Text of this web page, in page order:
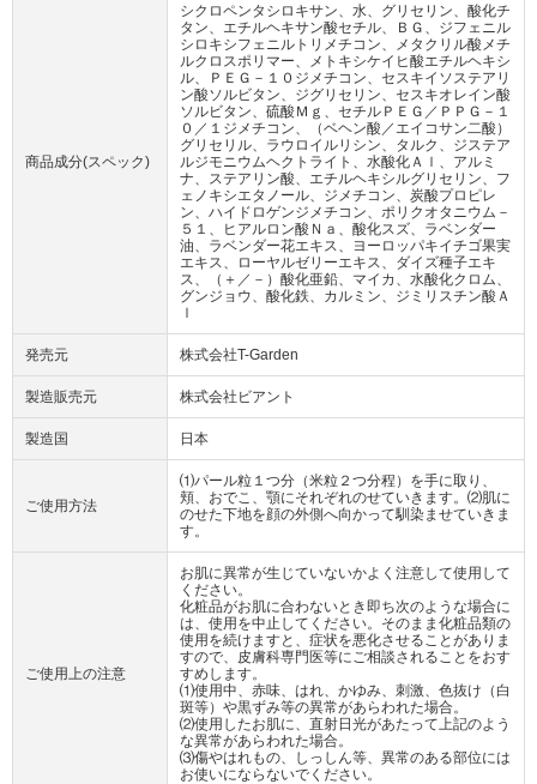
商品成分(スペック)
シクロペンタシロキサン、水、グリセリン、酸化チ
タン、エチルヘキサン酸セチル、ＢＧ、ジフェニル
シロキシフェニルトリメチコン、メタクリル酸メチ
ルクロスポリマー、メトキシケイヒ酸エチルヘキシ
ル、ＰＥＧ－１０ジメチコン、セスキイソステアリ
ン酸ソルビタン、ジグリセリン、セスキオレイン酸
ソルビタン、硫酸Ｍｇ、セチルＰＥＧ／ＰＰＧ－１
０／１ジメチコン、（ベヘン酸／エイコサン二酸）
グリセリル、ラウロイルリシン、タルク、ジステア
ルジモニウムヘクトライト、水酸化Ａｌ、アルミ
ナ、ステアリン酸、エチルヘキシルグリセリン、フ
ェノキシエタノール、ジメチコン、炭酸プロピレ
ン、ハイドロゲンジメチコン、ポリクオタニウム－
５１、ヒアルロン酸Ｎａ、酸化スズ、ラベンダー
油、ラベンダー花エキス、ヨーロッパキイチゴ果実
エキス、ローヤルゼリーエキス、ダイズ種子エキ
ス、（＋／－）酸化亜鉛、マイカ、水酸化クロム、
グンジョウ、酸化鉄、カルミン、ジミリスチン酸Ａ
ｌ
発売元 株式会社T-Garden
製造販売元 株式会社ビアント
製造国 日本
ご使用方法
⑴パール粒１つ分（米粒２つ分程）を手に取り、
頬、おでこ、顎にそれぞれのせていきます。⑵肌に
のせた下地を顔の外側へ向かって馴染ませていきま
す。
ご使用上の注意
お肌に異常が生じていないかよく注意して使用して
ください。
化粧品がお肌に合わないとき即ち次のような場合に
は、使用を中止してください。そのまま化粧品類の
使用を続けますと、症状を悪化させることがありま
すので、皮膚科専門医等にご相談されることをおす
すめします。
⑴使用中、赤味、はれ、かゆみ、刺激、色抜け（白
斑等）や黒ずみ等の異常があらわれた場合。
⑵使用したお肌に、直射日光があたって上記のよう
な異常があらわれた場合。
⑶傷やはれもの、しっしん等、異常のある部位には
お使いにならないでください。